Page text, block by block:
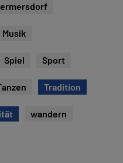
Musik
Spiel Sport
Tradition
wandern